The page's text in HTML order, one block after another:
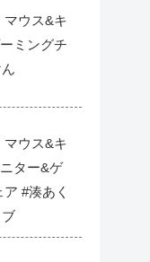
マウス&キ
ミングチ
マウス&キ
ター&ゲ
#湊あく